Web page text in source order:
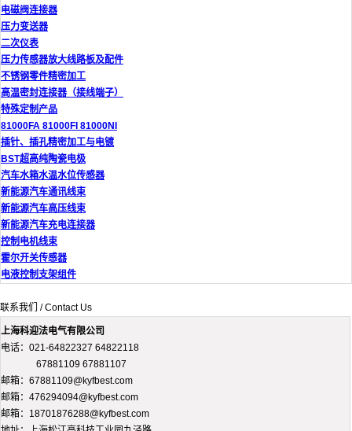
电磁阀连接器
压力变送器
二次仪表
压力传感器放大线路板及配件
不锈钢零件精密加工
高温密封连接器（接线端子）
特殊定制产品
81000FA 81000FI 81000NI
插针、插孔精密加工与电镀
BST超高纯陶瓷电极
汽车水箱水温水位传感器
新能源汽车通讯线束
新能源汽车高压线束
新能源汽车充电连接器
控制电机线束
霍尔开关传感器
电液控制支架组件
联系我们 / Contact Us
上海科迎法电气有限公司
电话：021-64822327 64822118
67881109 67881107
邮箱：67881109@kyfbest.com
邮箱：476294094@kyfbest.com
邮箱：18701876288@kyfbest.com